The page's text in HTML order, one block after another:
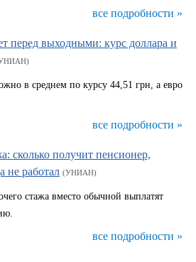
все подробности »
перед выходными: курс доллара и
в среднем по курсу 44,51 грн, а евро
все подробности »
сколько получит пенсионер,
не работал (УНИАН)
стажа вместо обычной выплатят
все подробности »